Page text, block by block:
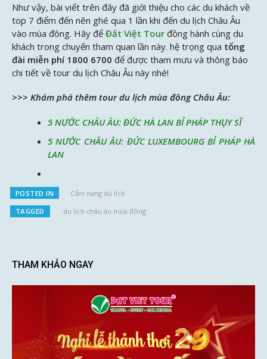
Như vậy, bài viết trên đây đã giới thiệu cho các du khách về
top 7 điểm đến nên ghé qua 1 lần khi đến du lịch Châu Âu
vào mùa đông. Hãy để Đất Việt Tour đồng hành cùng du
khách trong chuyến tham quan lần này. hệ trọng qua tổng
đài miễn phí 1800 6700 để được tham mưu và thông báo
chi tiết về tour du lịch Châu Âu này nhé!
>>> Khám phá thêm tour du lịch mùa đông Châu Âu:
5 NƯỚC CHÂU ÂU: ĐỨC HÀ LAN BỈ PHÁP THỤY SĨ
5 NƯỚC CHÂU ÂU: ĐỨC LUXEMBOURG BỈ PHÁP HÀ
LAN
POSTED IN Cẩm nang du lịch
TAGGED du lịch châu âu mùa đông
THAM KHẢO NGAY